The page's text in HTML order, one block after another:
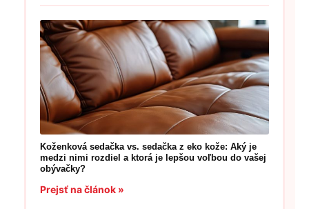
Koženková sedačka vs. sedačka z eko kože: Aký je
medzi nimi rozdiel a ktorá je lepšou voľbou do vašej
obývačky?
Prejsť na článok »